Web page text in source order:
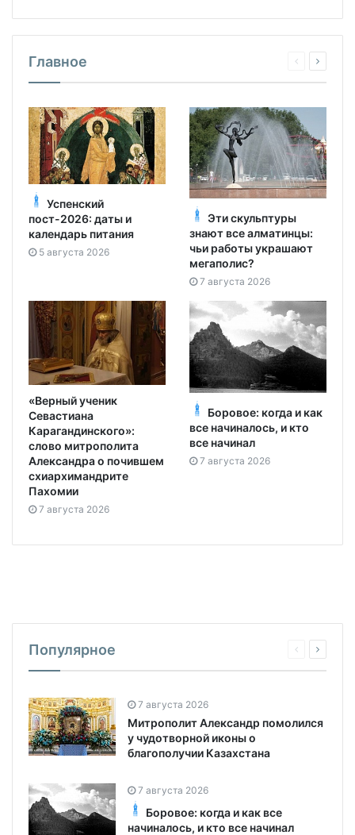
Главное
Успенский
пост-2026: даты и
календарь питания
5 августа 2026
Эти скульптуры
знают все алматинцы:
чьи работы украшают
мегаполис?
7 августа 2026
«Верный ученик
Севастиана
Карагандинского»:
слово митрополита
Александра о почившем
схиархимандрите
Пахомии
7 августа 2026
Боровое: когда и как
все начиналось, и кто
все начинал
7 августа 2026
Популярное
7 августа 2026
Митрополит Александр помолился
у чудотворной иконы о
благополучии Казахстана
7 августа 2026
Боровое: когда и как все
начиналось, и кто все начинал